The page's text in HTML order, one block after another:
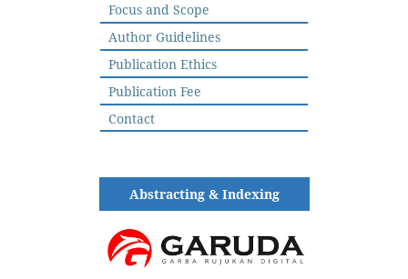
Focus and Scope
Author Guidelines
Publication Ethics
Publication Fee
Contact
Abstracting & Indexing